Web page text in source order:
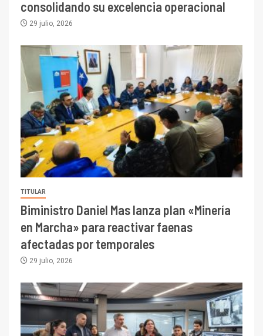
consolidando su excelencia operacional
29 julio, 2026
TITULAR
Biministro Daniel Mas lanza plan «Minería
en Marcha» para reactivar faenas
afectadas por temporales
29 julio, 2026